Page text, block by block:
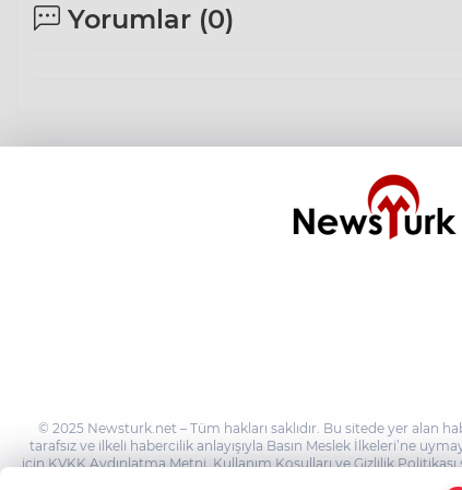
Yorumlar (0)
© 2025 Newsturk.net – Tüm hakları saklıdır. Bu sitede yer alan
tarafsız ve ilkeli habercilik anlayışıyla Basın Meslek İlkeleri’ne
için KVKK Aydınlatma Metni, Kullanım Koşulları ve Gizlilik